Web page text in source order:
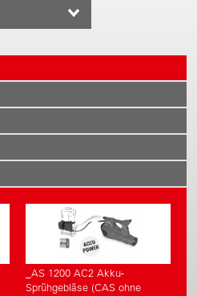
_AS 1200 AC2 Akku-
Sprühgebläse (CAS ohne